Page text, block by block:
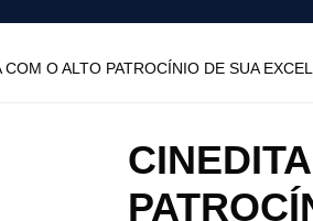
COM O ALTO PATROCÍNIO DE SUA